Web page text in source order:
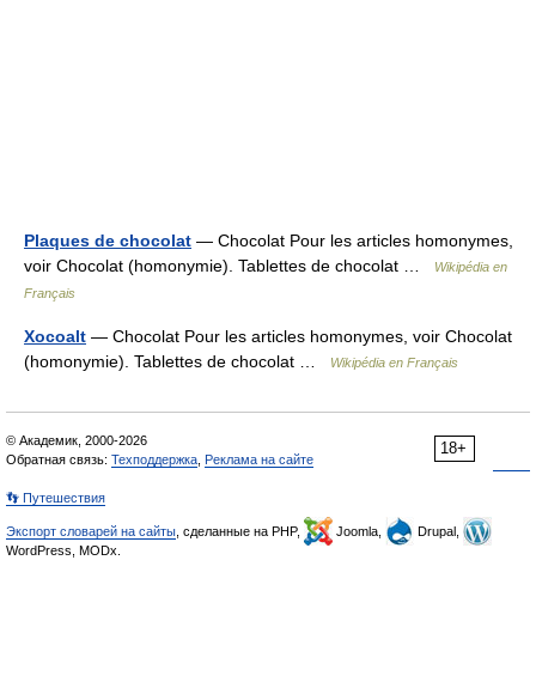
Plaques de chocolat — Chocolat Pour les articles homonymes,
voir Chocolat (homonymie). Tablettes de chocolat …
Wikipédia en
Français
Xocoalt — Chocolat Pour les articles homonymes, voir Chocolat
(homonymie). Tablettes de chocolat …
Wikipédia en Français
18+
© Академик, 2000-2026
Обратная связь: Техподдержка Реклама на сайте
👣 Путешествия
Экспорт словарей на сайты , сделанные на PHP, Joomla,
Drupal,
WordPress, MODx.